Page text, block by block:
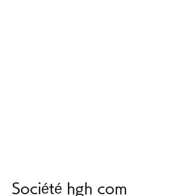
Société hgh com